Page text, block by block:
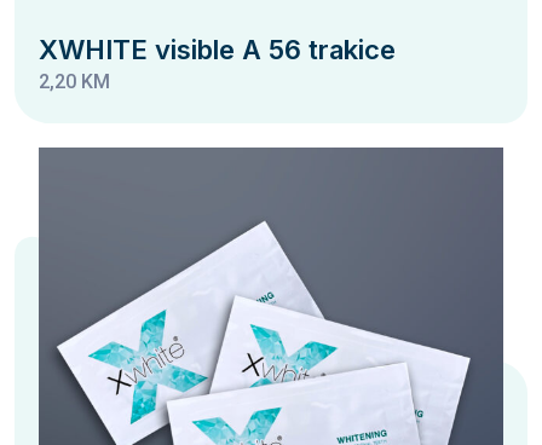
XWHITE visible A 56 trakice
2,20 KM